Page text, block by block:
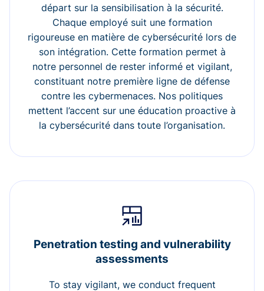
départ sur la sensibilisation à la sécurité.
Chaque employé suit une formation
rigoureuse en matière de cybersécurité lors de
son intégration. Cette formation permet à
notre personnel de rester informé et vigilant,
constituant notre première ligne de défense
contre les cybermenaces. Nos politiques
mettent l’accent sur une éducation proactive à
la cybersécurité dans toute l’organisation.
Penetration testing and vulnerability
assessments
To stay vigilant, we conduct frequent